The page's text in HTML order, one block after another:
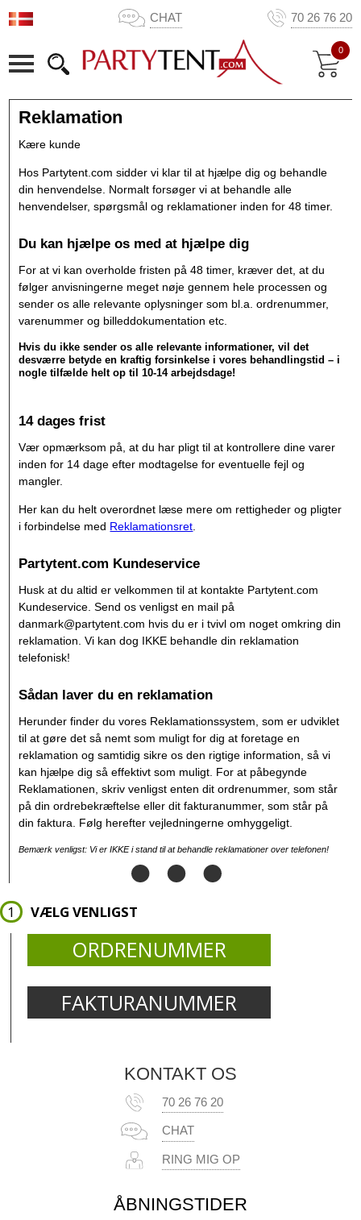
CHAT 70 26 76 20
0
Reklamation
Kære kunde
Hos Partytent.com sidder vi klar til at hjælpe dig og behandle
din henvendelse. Normalt forsøger vi at behandle alle
henvendelser, spørgsmål og reklamationer inden for 48 timer.
Du kan hjælpe os med at hjælpe dig
For at vi kan overholde fristen på 48 timer, kræver det, at du
følger anvisningerne meget nøje gennem hele processen og
sender os alle relevante oplysninger som bl.a. ordrenummer,
varenummer og billeddokumentation etc.
Hvis du ikke sender os alle relevante informationer, vil det
desværre betyde en kraftig forsinkelse i vores behandlingstid – i
nogle tilfælde helt op til 10-14 arbejdsdage!
14 dages frist
Vær opmærksom på, at du har pligt til at kontrollere dine varer
inden for 14 dage efter modtagelse for eventuelle fejl og
mangler.
Her kan du helt overordnet læse mere om rettigheder og pligter
i forbindelse med Reklamationsret
Partytent.com Kundeservice
Husk at du altid er velkommen til at kontakte Partytent.com
Kundeservice. Send os venligst en mail på
danmark@partytent.com hvis du er i tvivl om noget omkring din
reklamation. Vi kan dog IKKE behandle din reklamation
telefonisk!
Sådan laver du en reklamation
Herunder finder du vores Reklamationssystem, som er udviklet
til at gøre det så nemt som muligt for dig at foretage en
reklamation og samtidig sikre os den rigtige information, så vi
kan hjælpe dig så effektivt som muligt. For at påbegynde
Reklamationen, skriv venligst enten dit ordrenummer, som står
på din ordrebekræftelse eller dit fakturanummer, som står på
din faktura. Følg herefter vejledningerne omhyggeligt.
Bemærk venligst: Vi er IKKE i stand til at behandle reklamationer over telefonen!
VÆLG VENLIGST
ORDRENUMMER
FAKTURANUMMER
KONTAKT OS
70 26 76 20
CHAT
RING MIG OP
ÅBNINGSTIDER